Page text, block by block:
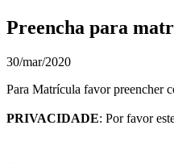
Preencha para
30/mar/2020
Para Matrícula favor preencher
PRIVACIDADE: Por favor